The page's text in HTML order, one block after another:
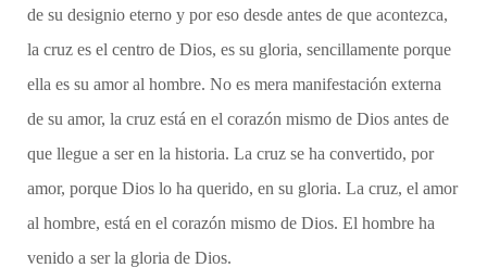
de su designio eterno y por eso desde antes de que acontezca,
la cruz es el centro de Dios, es su gloria, sencillamente porque
ella es su amor al hombre. No es mera manifestación externa
de su amor, la cruz está en el corazón mismo de Dios antes de
que llegue a ser en la historia. La cruz se ha convertido, por
amor, porque Dios lo ha querido, en su gloria. La cruz, el amor
al hombre, está en el corazón mismo de Dios. El hombre ha
venido a ser la gloria de Dios.